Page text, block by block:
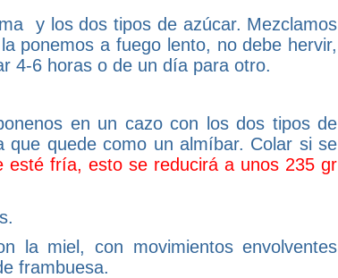
y los dos tipos de azúcar. Mezclamos
ponemos a fuego lento, no debe hervir,
4-6 horas o de un día para otro.
en un cazo con los dos tipos de
que quede como un almíbar. Colar si se
esté fría, esto se reducirá a unos 235 gr
la miel, con movimientos envolventes
frambuesa.